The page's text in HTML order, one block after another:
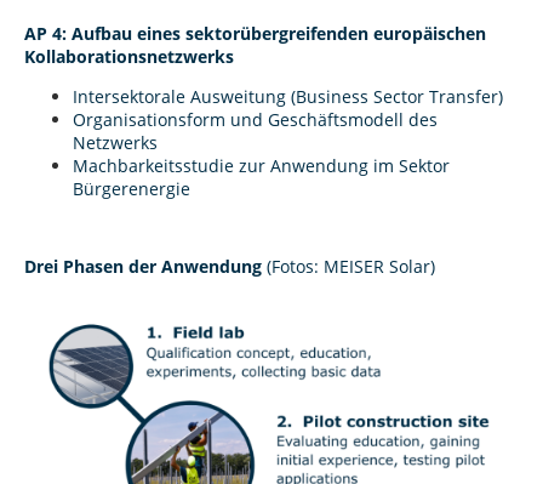
AP 4: Aufbau eines sektorübergreifenden europäischen
Kollaborationsnetzwerks
Intersektorale Ausweitung (Business Sector Transfer)
Organisationsform und Geschäftsmodell des
Netzwerks
Machbarkeitsstudie zur Anwendung im Sektor
Bürgerenergie
Drei Phasen der Anwendung (Fotos: MEISER Solar)